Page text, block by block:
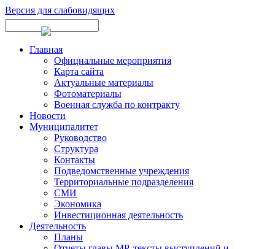
Версия для слабовидящих
Главная
Официальные мероприятия
Карта сайта
Актуальные материалы
Фотоматериалы
Военная служба по контракту
Новости
Муниципалитет
Руководство
Структура
Контакты
Подведомственные учреждения
Территориальные подразделения
СМИ
Экономика
Инвестиционная деятельность
Деятельность
Планы